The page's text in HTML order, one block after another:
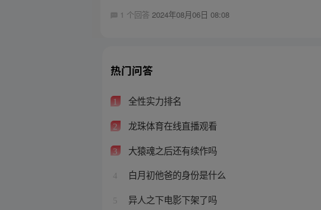
1 个回答2024年08月06日 08:08
热门问答
1 全性实力排名
2 龙珠体育在线直播观看
3 大猿魂之后还有续作吗
4 白月初他爸的身份是什么
5 异人之下电影下架了吗